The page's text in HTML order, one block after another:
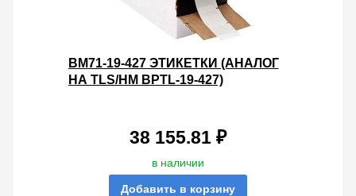
BM71-19-427 ЭТИКЕТКИ (АНАЛОГ
НА TLS/HM BPTL-19-427)
38 155.81 ₽
в наличии
Добавить в корзину